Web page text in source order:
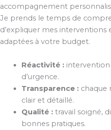
accompagnement
Je prends le temps de
d’expliquer mes
adaptées à votre budget.
Réactivité :intervention
d’urgence.
Transparence :chaque
clair et détaillé.
Qualité :travail soigné,
bonnes pratiques.